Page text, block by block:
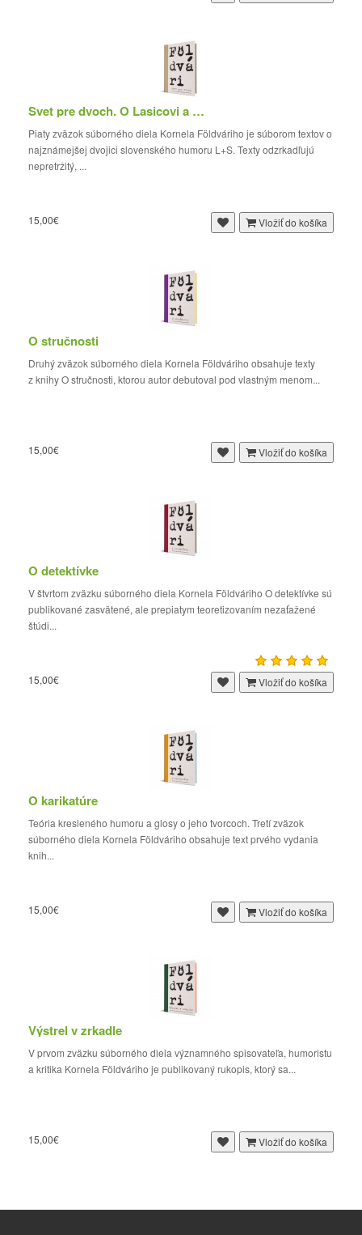
Svet pre dvoch. O Lasicovi a Satinskom
Piaty zväzok súborného diela Kornela Földváriho je súborom textov o
najznámejšej dvojici slovenského humoru L+S. Texty odzrkadľujú
nepretržitý, ...
15,00€ Vložiť do košíka
O stručnosti
Druhý zväzok súborného diela Kornela Földváriho obsahuje texty
z knihy O stručnosti, ktorou autor debutoval pod vlastným menom...
15,00€ Vložiť do košíka
O detektívke
V štvrtom zväzku súborného diela Kornela Földváriho O detektívke sú
publikované zasvätené, ale prepiatym teoretizovaním nezaťažené
štúdi...
15,00€ Vložiť do košíka
O karikatúre
Teória kresleného humoru a glosy o jeho tvorcoch. Tretí zväzok
súborného diela Kornela Földváriho obsahuje text prvého vydania
knih...
15,00€ Vložiť do košíka
Výstrel v zrkadle
V prvom zväzku súborného diela významného spisovateľa, humoristu
a kritika Kornela Földváriho je publikovaný rukopis, ktorý sa...
15,00€ Vložiť do košíka